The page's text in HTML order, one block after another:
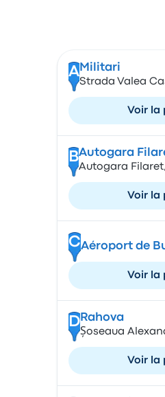
A Militari
Strada Valea
Voir la
BAutogara
Autogara
Voir la
CAéroport de
Voir la
DRahova
Șoseaua
Voir la